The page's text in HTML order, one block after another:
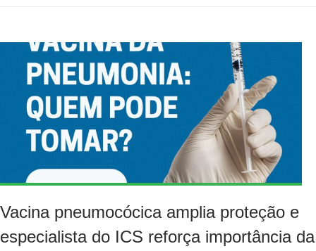
Vacina pneumocócica amplia proteção e
especialista do ICS reforça importância da